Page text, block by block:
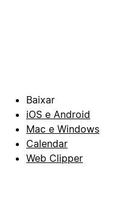
Baixar
iOS e Android
Mac e Windows
Calendar
Web Clipper